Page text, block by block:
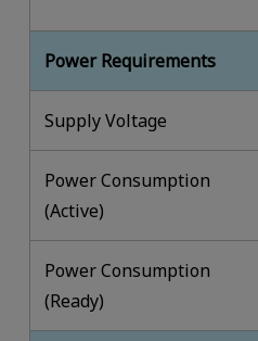
Power Requirements
Supply Voltage
Power Consumption
(Active)
Power Consumption
(Ready)